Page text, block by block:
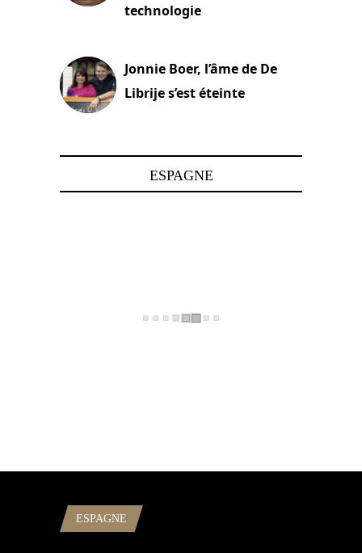
technologie
Jonnie Boer, l’âme de De
Librije s’est éteinte
ESPAGNE
ESPAGNE